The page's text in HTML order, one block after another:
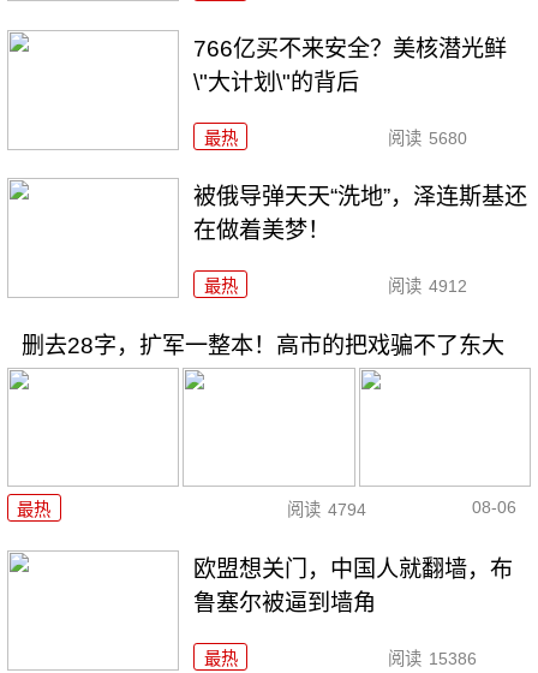
766亿买不来安全？美核潜光鲜
\"大计划\"的背后
最热 阅读 5680
被俄导弹天天“洗地”，泽连斯基还
在做着美梦！
最热 阅读 4912
删去28字，扩军一整本！高市的把戏骗不了东大
最热 阅读 4794 08-06
欧盟想关门，中国人就翻墙，布
鲁塞尔被逼到墙角
最热 阅读 15386